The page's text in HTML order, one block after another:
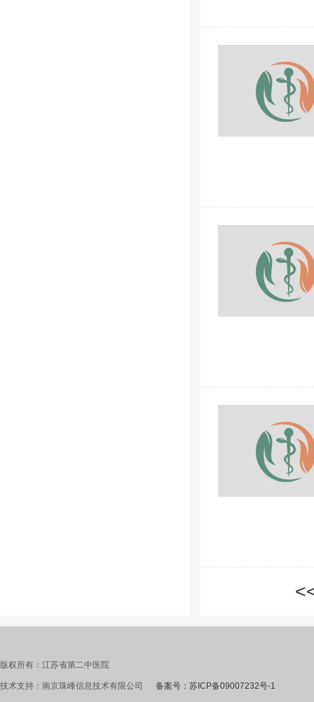
版权所有：江苏省第二中医院
技术支持：南京珠峰信息技术有限公司 备案号：苏ICP备09007232号-1